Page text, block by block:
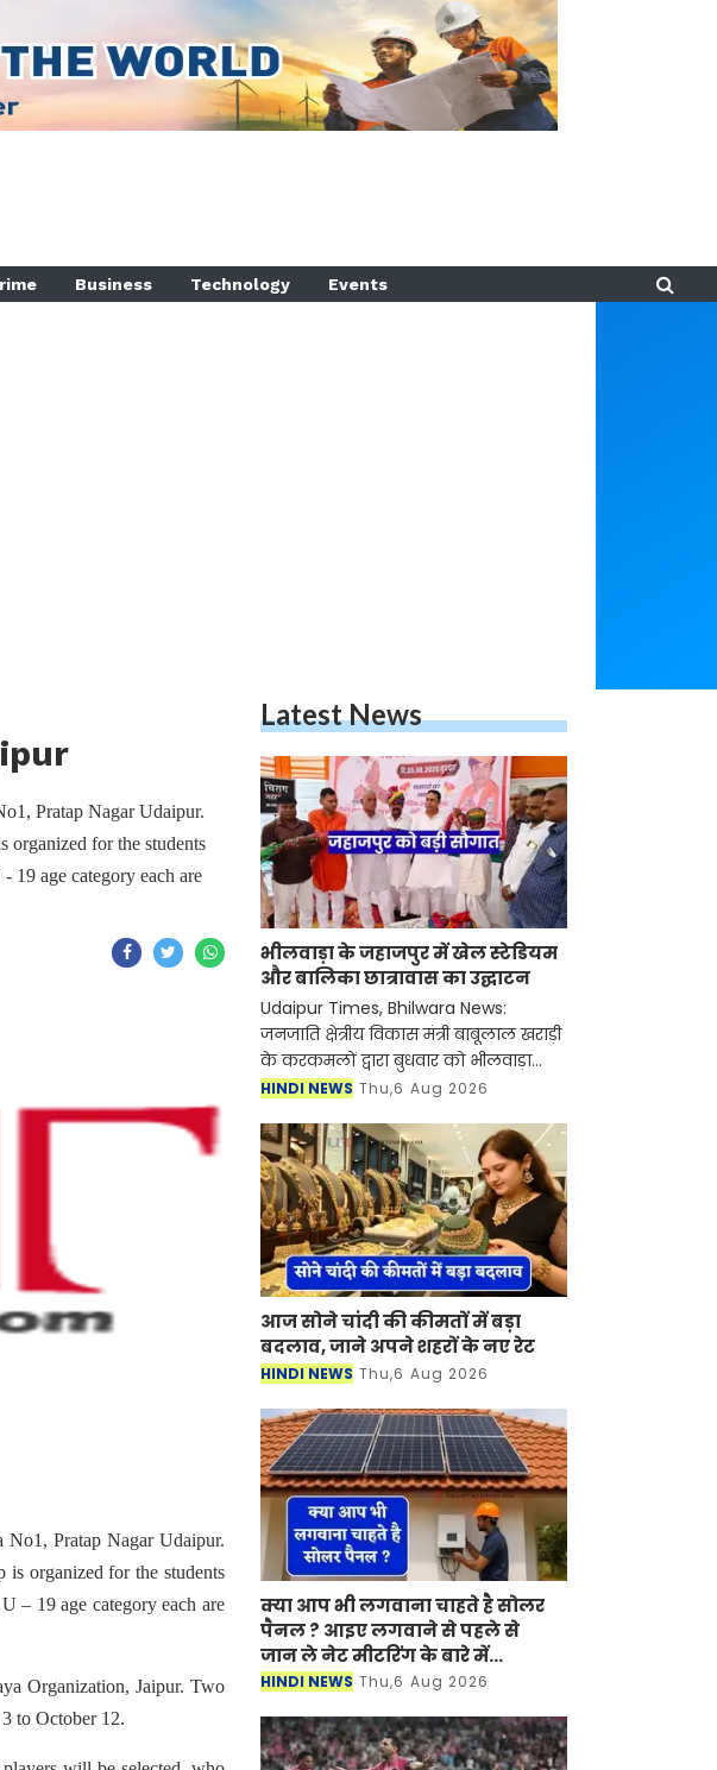
Business Technology Events
Pratap Nagar Udaipur.
organized for the students
19 age category each are
Pratap Nagar Udaipur.
organized for the students
– 19 age category each are
Organization, Jaipur. Two
to October 12.
Latest News
भीलवाड़ा के जहाजपुर में खेल स्टेडियम
और बालिका छात्रावास का उद्घाटन
Udaipur Times, Bhilwara News:
जनजाति क्षेत्रीय विकास मंत्री बाबूलाल खराड़ी
के करकमलों द्वारा बुधवार को भीलवाड़ा
जिले के जहाजपुर में विभिन्न विकास कार्यों
इस अवसर पर
HINDI NEWS Thu,6 Aug 2026
आज सोने चांदी की कीमतों में बड़ा
बदलाव, जाने अपने शहरों के नए रेट
HINDI NEWS Thu,6 Aug 2026
क्या आप भी लगवाना चाहते है सोलर
पैनल ? आइए लगवाने से पहले से
जान ले नेट मीटरिंग के बारे में...
HINDI NEWS Thu,6 Aug 2026